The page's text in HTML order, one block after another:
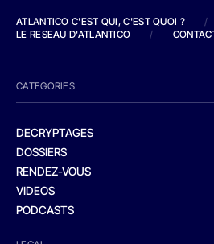
ATLANTICO C'EST QUI, C'EST QUOI ?
/
LE RESEAU D'ATLANTICO
/
CATEGORIES
DECRYPTAGES
DOSSIERS
RENDEZ-VOUS
VIDEOS
PODCASTS